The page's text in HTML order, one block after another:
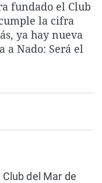
La rosa de los vientos
Gente viajera
Como el perro y el
Caso
Retornados
Equipo de
Extremadura
Galicia
La Rioja
País Vasco
Virales
Televisión
Elecciones
fundado el Club
la cifra
ya hay nueva
a Nado: Será el
del Mar de